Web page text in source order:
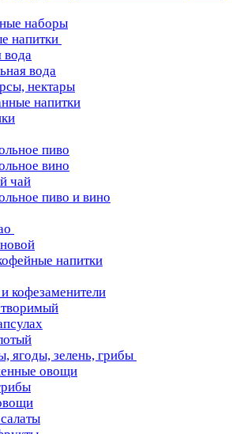
наборы
напитки
вода
вода
нектары
напитки
пиво
вино
чай
пиво и вино
напитки
кофезаменители
ягоды, зелень, грибы
овощи